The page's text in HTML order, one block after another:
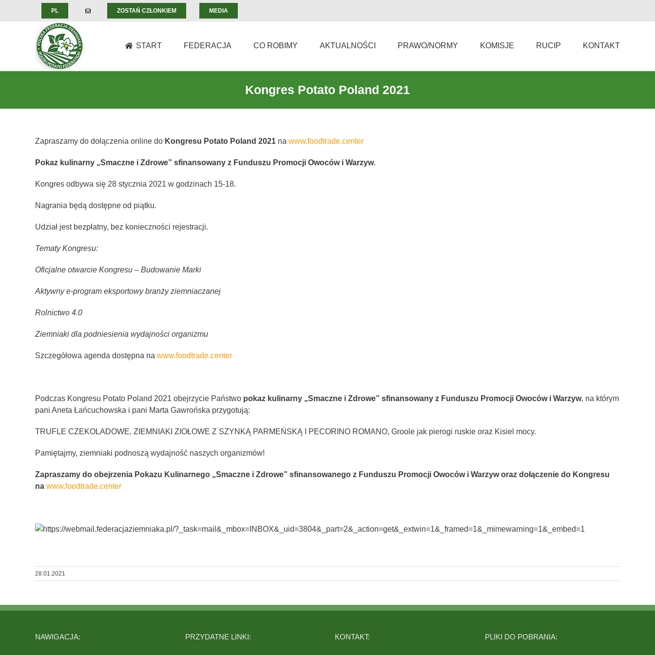
PL ZOSTAŃ CZŁONKIEM MEDIA
START FEDERACJA CO ROBIMY AKTUALNOŚCI PRAWO/NORMY KOMISJE RUCIP KONTAKT
Kongres Potato Poland 2021
Zapraszamy do dołączenia online do Kongresu Potato Poland 2021 na www.foodtrade.center
Pokaz kulinarny „Smaczne i Zdrowe” sfinansowany z Funduszu Promocji Owoców i Warzyw.
Kongres odbywa się 28 stycznia 2021 w godzinach 15-18.
Nagrania będą dostępne od piątku.
Udział jest bezpłatny, bez konieczności rejestracji.
Tematy Kongresu:
Oficjalne otwarcie Kongresu – Budowanie Marki
Aktywny e-program eksportowy branży ziemniaczanej
Rolnictwo 4.0
Ziemniaki dla podniesienia wydajności organizmu
Szczegółowa agenda dostępna na www.foodtrade.center
Podczas Kongresu Potato Poland 2021 obejrzycie Państwo pokaz kulinarny „Smaczne i Zdrowe” sfinansowany z Funduszu Promocji Owoców i Warzyw, na którym
pani Aneta Łańcuchowska i pani Marta Gawrońska przygotują:
TRUFLE CZEKOLADOWE, ZIEMNIAKI ZIOŁOWE Z SZYNKĄ PARMEŃSKĄ I PECORINO ROMANO, Groole jak pierogi ruskie oraz Kisiel mocy.
Pamiętajmy, ziemniaki podnoszą wydajność naszych organizmów!
Zapraszamy do obejrzenia Pokazu Kulinarnego „Smaczne i Zdrowe” sfinansowanego z Funduszu Promocji Owoców i Warzyw oraz dołączenie do Kongresu
na www.foodtrade.center
28.01.2021
NAWIGACJA: PRZYDATNE LINKI: KONTAKT: PLIKI DO POBRANIA: